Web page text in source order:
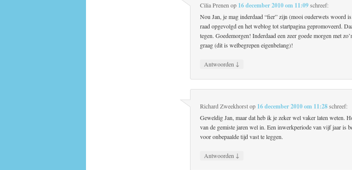
Cilia Prenen op 16 december 2010 om 11:09 schreef:
Nou Jan, je mag inderdaad “fier” zijn (mooi ouderwets woord
raad opgevolgd en het weblog tot startpagina gepromoveerd.
tegen. Goedemorgen! Inderdaad een zeer goede morgen met
graag (dit is welbegrepen eigenbelang)!
Antwoorden ↓
Richard Zweekhorstop 16 december 2010 om 11:28 schreef:
Geweldig Jan, maar dat heb ik je zeker wel vaker laten weten.
van de gemiste jaren wel in. Een inwerkperiode van vijf jaar is
voor onbepaalde tijd vast te leggen.
Antwoorden ↓